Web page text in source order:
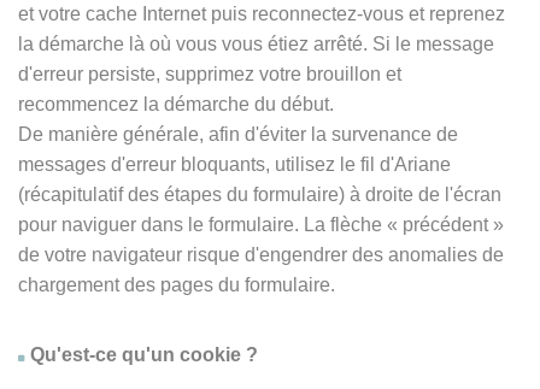
et votre cache Internet puis reconnectez-vous et reprenez
la démarche là où vous vous étiez arrêté. Si le message
d'erreur persiste, supprimez votre brouillon et
recommencez la démarche du début.
De manière générale, afin d'éviter la survenance de
messages d'erreur bloquants, utilisez le fil d'Ariane
(récapitulatif des étapes du formulaire) à droite de l'écran
pour naviguer dans le formulaire. La flèche « précédent »
de votre navigateur risque d'engendrer des anomalies de
chargement des pages du formulaire.
Qu'est-ce qu'un cookie ?